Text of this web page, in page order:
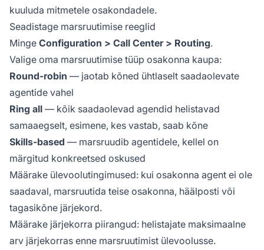
kuuluda mitmetele osakondadele.
Seadistage marsruutimise reeglid
Minge Configuration > Call Center > Routing.
Valige oma marsruutimise tüüp osakonna kaupa:
Round-robin — jaotab kõned ühtlaselt saadaolevate
agentide vahel
Ring all — kõik saadaolevad agendid helistavad
samaaegselt, esimene, kes vastab, saab kõne
Skills-based — marsruudib agentidele, kellel on
märgitud konkreetsed oskused
Määrake ülevoolutingimused: kui osakonna agent ei ole
saadaval, marsruutida teise osakonna, häälposti või
tagasikõne järjekord.
Määrake järjekorra piirangud: helistajate maksimaalne
arv järjekorras enne marsruutimist ülevoolusse.